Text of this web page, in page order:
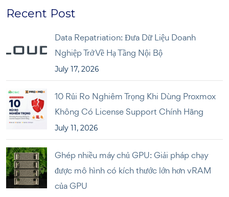
Recent Post
Data Repatriation: Đưa Dữ Liệu Doanh
Nghiệp Trở Về Hạ Tầng Nội Bộ
July 17, 2026
10 Rủi Ro Nghiêm Trọng Khi Dùng Proxmox
Không Có License Support Chính Hãng
July 11, 2026
Ghép nhiều máy chủ GPU: Giải pháp chạy
được mô hình có kích thước lớn hơn vRAM
của GPU